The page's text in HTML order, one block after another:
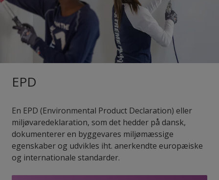
EPD
En EPD (Environmental Product Declaration) eller
miljøvaredeklaration, som det hedder på dansk,
dokumenterer en byggevares miljømæssige
egenskaber og udvikles iht. anerkendte europæiske
og internationale standarder.